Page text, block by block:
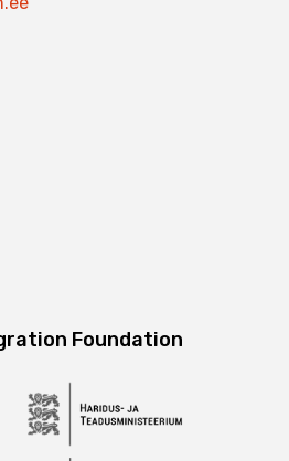
Foundation